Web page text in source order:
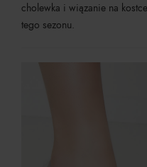
cholewka i wiązanie na
tego sezonu.